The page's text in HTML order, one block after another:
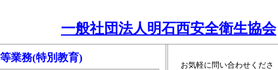
一般社団法人明石西安全衛生協会
お気軽に問い合わせくださ
業務(特別教育)